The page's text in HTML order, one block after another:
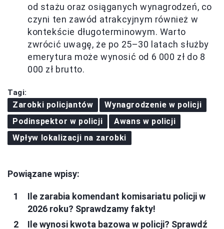
od stażu oraz osiąganych wynagrodzeń, co
czyni ten zawód atrakcyjnym również w
kontekście długoterminowym. Warto
zwrócić uwagę, że po 25–30 latach służby
emerytura może wynosić od 6 000 zł do 8
000 zł brutto.
Tagi:
Zarobki policjantów
Wynagrodzenie w policji
Podinspektor w policji
Awans w policji
Wpływ lokalizacji na zarobki
Powiązane wpisy:
Ile zarabia komendant komisariatu policji w
2026 roku? Sprawdzamy fakty!
Ile wynosi kwota bazowa w policji? Sprawdź